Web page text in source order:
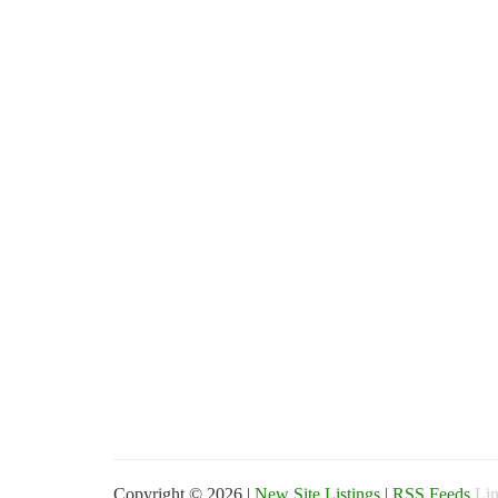
Copyright © 2026 | New Site Listings | RSS Feeds